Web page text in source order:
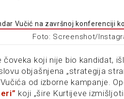
Foto: Screenshot/
čoveka koji nije bio kandidat,
objašnjena „strategija
Vučića od izborne kampanje.
koji „šire Kurtijeve